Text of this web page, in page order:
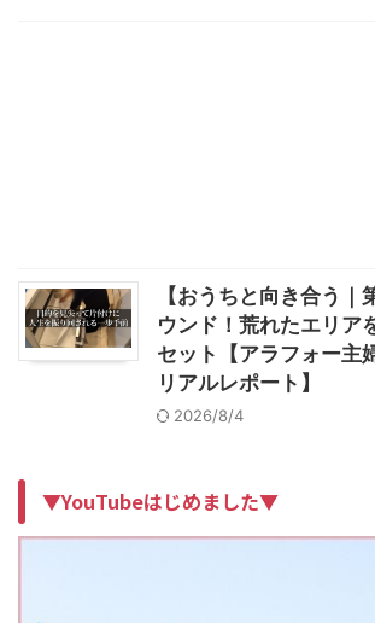
【おうちと向き合う｜
ウンド！荒れたエリア
セット【アラフォー主
リアルレポート】
2026/8/4
▼YouTubeはじめました▼